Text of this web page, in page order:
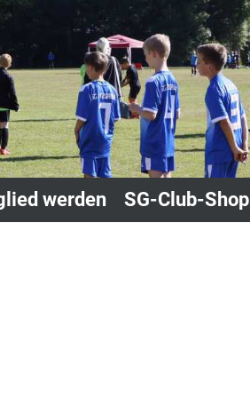
werden SG-Club-Shop